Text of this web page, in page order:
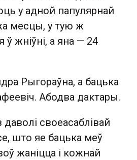
у адной папулярнай
месцы, у тую ж
ў жніўні, а яна — 24
Рыгораўна, а бацька
Абодва дактары.
даволі своеасаблівай
што яе бацька меў
жаніцца і кожнай